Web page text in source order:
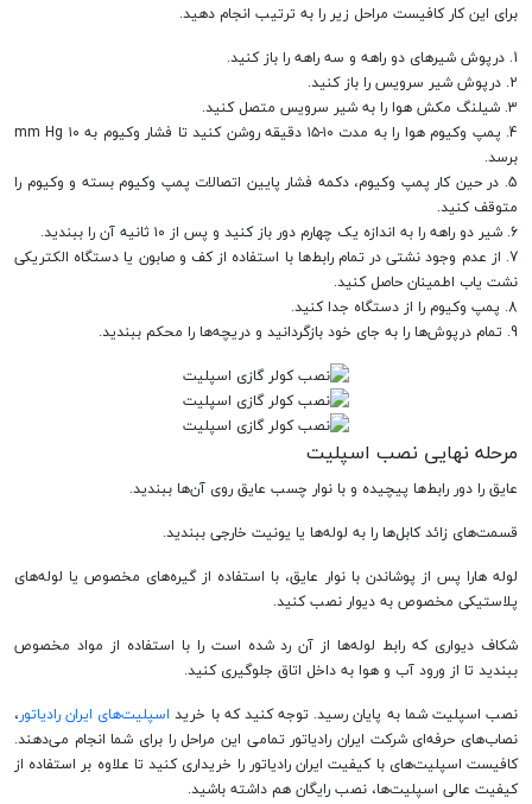
برای این کار کافیست مراحل زیر را به ترتیب انجام دهید.
1. درپوش شیرهای دو راهه و سه راهه را باز کنید.
2. درپوش شیر سرویس را باز کنید.
3. شیلنگ مکش هوا را به شیر سرویس متصل کنید.
4. پمپ وکیوم هوا را به مدت ۱۰-۱۵ دقیقه روشن کنید تا فشار وکیوم به ۱۰ mm Hg
برسد.
5. در حین کار پمپ وکیوم، دکمه فشار پایین اتصالات پمپ وکیوم بسته و وکیوم را
متوقف کنید.
6. شیر دو راهه را به اندازه یک چهارم دور باز کنید و پس از ۱۰ ثانیه آن را ببندید.
7. از عدم وجود نشتی در تمام رابط‌ها با استفاده از کف و صابون یا دستگاه الکتریکی
نشت یاب اطمینان حاصل کنید.
8. پمپ وکیوم را از دستگاه جدا کنید.
9. تمام درپوش‌ها را به جای خود بازگردانید و دریچه‌ها را محکم ببندید.
مرحله نهایی نصب اسپلیت
عایق را دور رابط‌ها پیچیده و با نوار چسب عایق روی آن‌ها ببندید.
قسمت‌های زائد کابل‌ها را به لوله‌ها یا یونیت خارجی ببندید.
لوله هارا پس از پوشاندن با نوار عایق، با استفاده از گیره‌های مخصوص یا لوله‌های
پلاستیکی مخصوص به دیوار نصب کنید.
شکاف دیواری که رابط لوله‌ها از آن رد شده است را با استفاده از مواد مخصوص
ببندید تا از ورود آب و هوا به داخل اتاق جلوگیری کنید.
نصب اسپلیت شما به پایان رسید. توجه کنید که با خرید اسپلیت‌های ایران رادیاتور،
نصاب‌های حرفه‌ای شرکت ایران رادیاتور تمامی این مراحل را برای شما انجام می‌دهند.
کافیست اسپلیت‌های با کیفیت ایران رادیاتور را خریداری کنید تا علاوه بر استفاده از
کیفیت عالی اسپلیت‌ها، نصب رایگان هم داشته باشید.